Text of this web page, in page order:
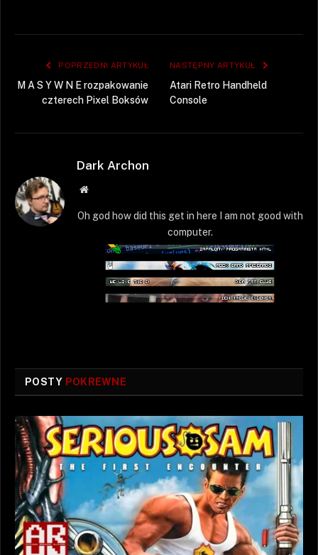
POPRZEDNI ARTYKUŁ
M A S Y W N E rozpakowanie
czterech Pixel Boksów
NASTĘPNY ARTYKUŁ
Atari Retro Handheld
Console
Dark Archon
Strona
Oh god how did this get in here I am not good with
computer.
POSTY POKREWNE